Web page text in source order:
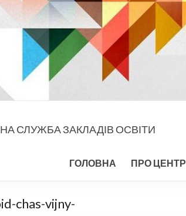
СЛУЖБА ЗАКЛАДІВ ОСВІТИ
ГОЛОВНА ПРО ЦЕНТР
chas-vijny-